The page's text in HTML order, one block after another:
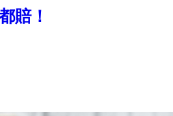
賠！